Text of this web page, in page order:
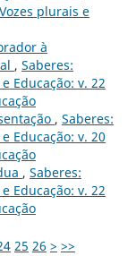
plurais e
à
, Saberes:
Educação: v. 22
, Saberes:
Educação: v. 20
, Saberes:
Educação: v. 22
25 26 > >>